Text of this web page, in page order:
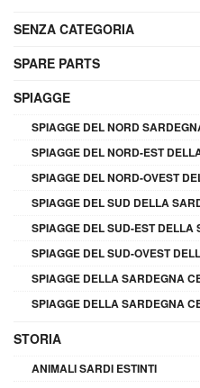
SENZA CATEGORIA
SPARE PARTS
SPIAGGE
SPIAGGE DEL NORD
SPIAGGE DEL NORD-EST
SPIAGGE DEL NORD-OVEST
SPIAGGE DEL SUD DELLA
SPIAGGE DEL SUD-EST DELLA
SPIAGGE DEL SUD-OVEST
SPIAGGE DELLA SARDEGNA
SPIAGGE DELLA SARDEGNA
STORIA
ANIMALI SARDI ESTINTI